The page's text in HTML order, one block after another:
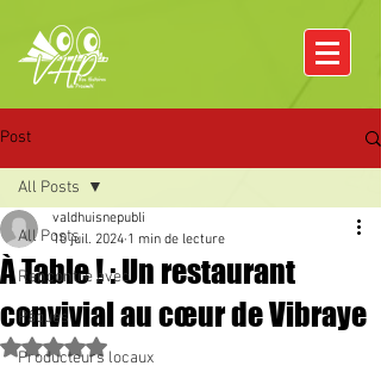
Post
All Posts
Rencontre avec
Pâques
Producteurs locaux
All Posts
À Table ! : Un restaurant
convivial au cœur de Vibraye
valdhuisnepubli
10 juil. 2024 1 min de lecture
Noté NaN étoiles sur 5.